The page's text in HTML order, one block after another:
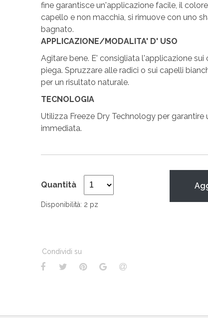
fine garantisce un'applicazione facile, il
capello e non macchia, si rimuove con uno
bagnato.
APPLICAZIONE/MODALITA' D' USO
Agitare bene. E' consigliata l'applicazione
piega. Spruzzare alle radici o sui capelli
per un risultato naturale.
TECNOLOGIA
Utilizza Freeze Dry Technology per garantire
immediata.
Quantità
Disponibilità: 2 pz
Condividi su